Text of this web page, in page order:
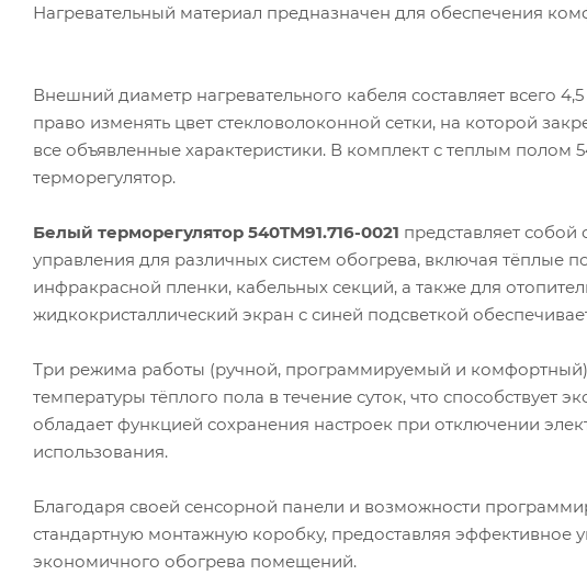
Нагревательный материал предназначен для обеспечения
Внешний диаметр нагревательного кабеля составляет всего
право изменять цвет стекловолоконной сетки, на которой
все объявленные характеристики. В комплект с теплым полом
терморегулятор.
Белый терморегулятор 540TM91.716-0021 представляет
управления для различных систем обогрева, включая тёплые
инфракрасной пленки, кабельных секций, а также для
жидкокристаллический экран с синей подсветкой
Три режима работы (ручной, программируемый и
температуры тёплого пола в течение суток, что способствует
обладает функцией сохранения настроек при отключении
использования.
Благодаря своей сенсорной панели и возможности
стандартную монтажную коробку, предоставляя эффективное
экономичного обогрева помещений.